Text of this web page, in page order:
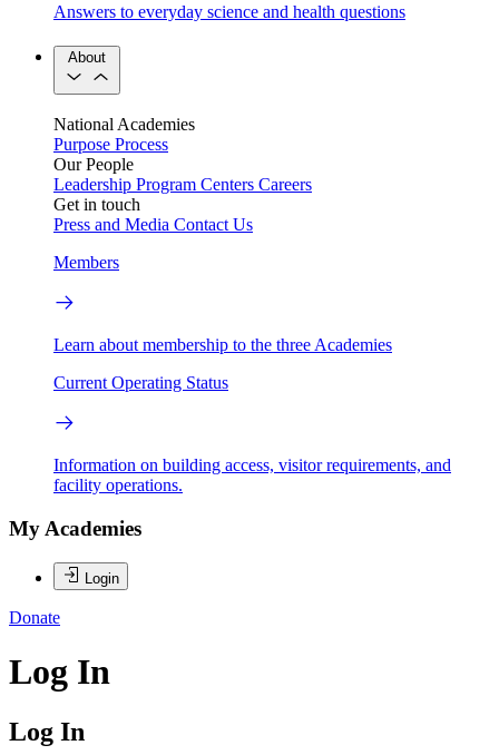
Answers to everyday science and health questions
About
National Academies
Purpose Process
Our People
Leadership Program Centers Careers
Get in touch
Press and Media Contact Us
Members
Learn about membership to the three Academies
Current Operating Status
Information on building access, visitor requirements, and
facility operations.
My Academies
Login
Donate
Log In
Log In